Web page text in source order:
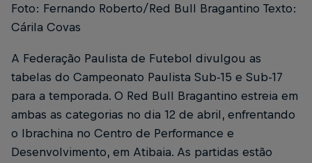
Foto: Fernando Roberto/Red Bull Bragantino Texto:
Cárila Covas
A Federação Paulista de Futebol divulgou as
tabelas do Campeonato Paulista Sub-15 e Sub-17
para a temporada. O Red Bull Bragantino estreia em
ambas as categorias no dia 12 de abril, enfrentando
o Ibrachina no Centro de Performance e
Desenvolvimento, em Atibaia. As partidas estão